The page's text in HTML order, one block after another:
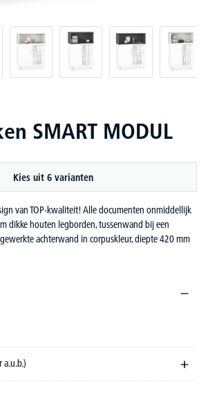
SMART MODUL
Kies uit 6 varianten
van TOP-kwaliteit! Alle documenten onmiddellijk
dikke houten legborden, tussenwand bij een
achterwand in corpuskleur, diepte 420 mm
a.u.b.)